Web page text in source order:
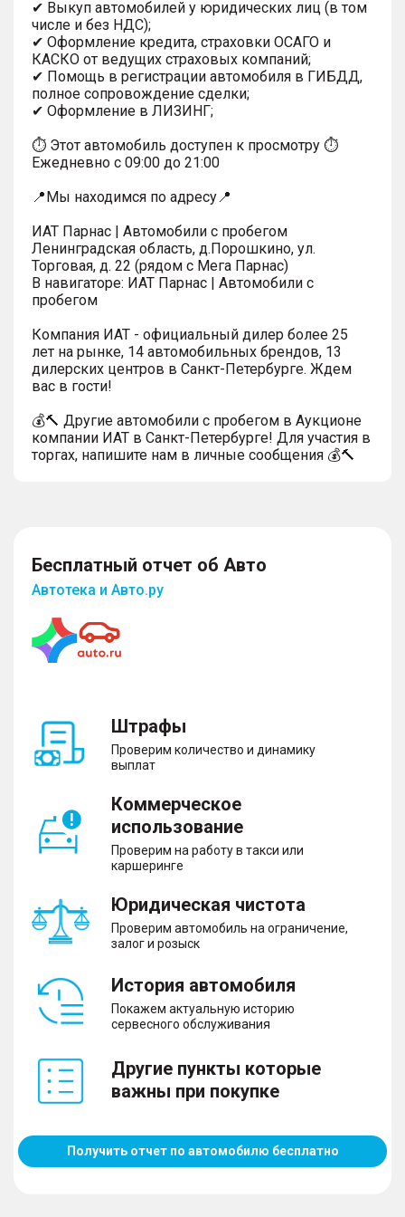
✔ Выкуп автомобилей у юридических лиц (в том
числе и без НДС);
✔ Оформление кредита, страховки ОСАГО и
КАСКО от ведущих страховых компаний;
✔ Помощь в регистрации автомобиля в ГИБДД,
полное сопровождение сделки;
✔ Оформление в ЛИЗИНГ;
⏱ Этот автомобиль доступен к просмотру ⏱
Ежедневно с 09:00 до 21:00
📍Мы находимся по адресу📍
ИАТ Парнас | Автомобили с пробегом
Ленинградская область, д.Порошкино, ул.
Торговая, д. 22 (рядом с Мега Парнас)
В навигаторе: ИАТ Парнас | Автомобили с
пробегом
Компания ИАТ - официальный дилер более 25
лет на рынке, 14 автомобильных брендов, 13
дилерских центров в Санкт-Петербурге. Ждем
вас в гости!
💰🔨 Другие автомобили с пробегом в Аукционе
компании ИАТ в Санкт-Петербурге! Для участия в
торгах, напишите нам в личные сообщения 💰🔨
Бесплатный отчет об Авто
Автотека и Авто.ру
Штрафы
Проверим количество и динамику
выплат
Коммерческое
использование
Проверим на работу в такси или
каршеринге
Юридическая чистота
Проверим автомобиль на ограничение,
залог и розыск
История автомобиля
Покажем актуальную историю
сервесного обслуживания
Другие пункты которые
важны при покупке
Получить отчет по автомобилю бесплатно